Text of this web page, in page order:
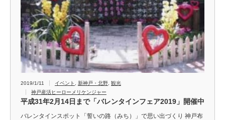
2019/1/11 イベント 新神戸・北野 観光
神戸産活ヒーローメリケンジャー
平成31年2月14日まで「バレンタインフェア2019」開催中
バレンタインスポット「誓いの路（みち）」で思い出づくり 神戸布